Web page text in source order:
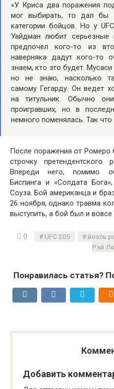
«У Криса два поражения
мог выбирать, то дал бы
категории бойцов. Но у
Уайдман любит
предпочел кого-то из
наверняка дадут кого-то
знаем, кто это будет.
но не знаю, насколько
самому Гегарду. Он ведет
на титульник. Обычно
проигравших, но в
немного поменялась. Так
После поражения от Ромеро
строчку
Впереди него, помимо
Биспинга и «Солдата
Соуза. Бой американца и
26 ноября, однако травма
выступить, а бой был и вовсе
0 UFC 205 йоэль
Рэй
Понравилась статья?
Добавить